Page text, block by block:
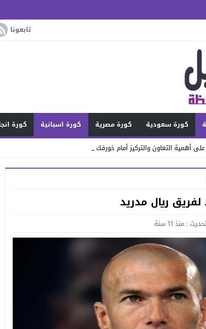
تابعونا
كورة سعودية كورة مصرية كورة اسبانية كورة
أهمية التعاون والتركيز أمام خورفكان
لفريق ريال مدريد
: منذ 11 سنة